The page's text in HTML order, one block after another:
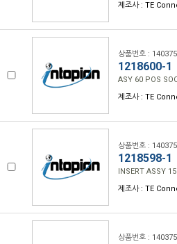
제조사 : TE
상품번호 :
1218600-1
ASY 60 POS
제조사 : TE
상품번호 :
1218598-1
INSERT ASSY
제조사 : TE
상품번호 :